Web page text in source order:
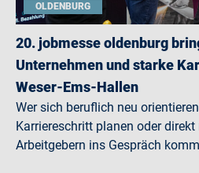
OLDENBURG
20. jobmesse oldenburg
Unternehmen und starke
Weser-Ems-Hallen
Wer sich beruflich neu
Karriereschritt planen oder
Arbeitgebern ins Gespräch